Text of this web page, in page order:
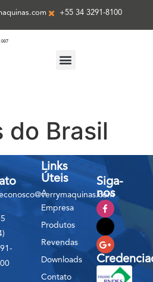
+55 34 3291-8100
do Brasil
Links
Úteis
A
Empresa
Produtos
Revendas
Downloads
Contato
Siga-
nos